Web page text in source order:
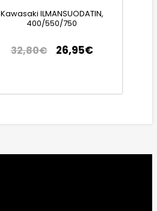
Kawasaki ILMANSUODATIN,
400/550/750
32,80€ 26,95€